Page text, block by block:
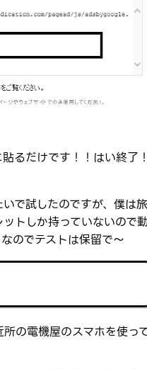
るだけです！！はい終了
で試したのですが、僕は旅
トしか持っていないので
のでテストは保留で～
の電機屋のスマホを使っ